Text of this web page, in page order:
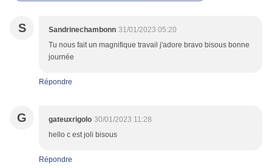
S Sandrinechambonn 31/01/2023 05:20
Tu nous fait un magnifique travail j'adore bravo bisous bonne
journée
Répondre
G gateuxrigolo 30/01/2023 11:28
hello c est joli bisous
Répondre